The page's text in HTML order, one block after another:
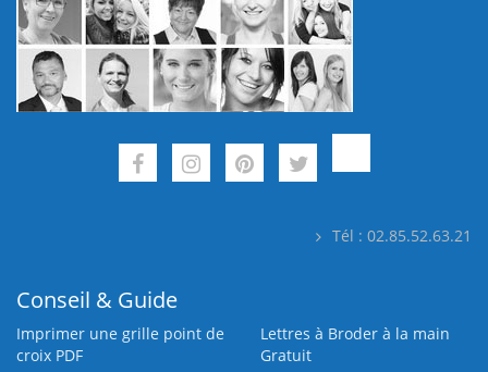
Tél : 02.85.52.63.21
Conseil & Guide
Imprimer une grille point de
croix PDF
Lettres à Broder à la main
Gratuit